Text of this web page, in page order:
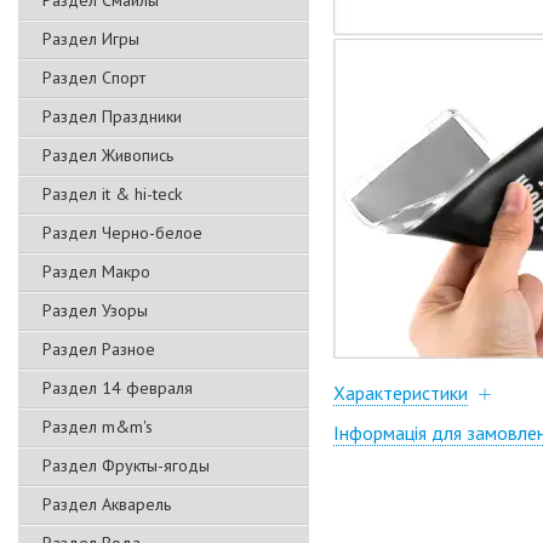
Раздел Игры
Раздел Спорт
Раздел Праздники
Раздел Живопись
Раздел it & hi-teck
Раздел Черно-белое
Раздел Макро
Раздел Узоры
Раздел Разное
Раздел 14 февраля
Раздел m&m's
Раздел Фрукты-ягоды
Раздел Акварель
Характеристики
Інформація для